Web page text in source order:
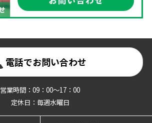
電話でお問い合わせ
営業時間：09：00～17：00
定休日：毎週水曜日